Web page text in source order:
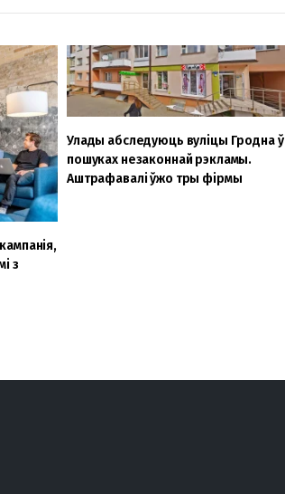
з
Улады абследуюць вуліцы Гродна ў
пошуках незаконнай рэкламы.
Аштрафавалі ўжо тры фірмы